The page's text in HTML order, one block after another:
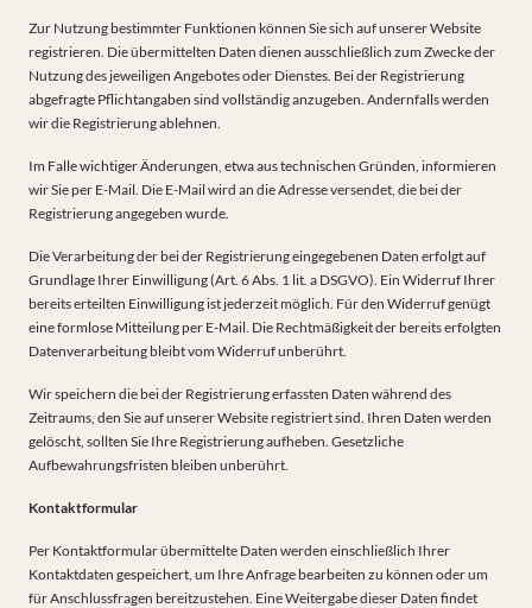
Zur Nutzung bestimmter Funktionen können Sie sich auf unserer Website
registrieren. Die übermittelten Daten dienen ausschließlich zum Zwecke der
Nutzung des jeweiligen Angebotes oder Dienstes. Bei der Registrierung
abgefragte Pflichtangaben sind vollständig anzugeben. Andernfalls werden
wir die Registrierung ablehnen.
Im Falle wichtiger Änderungen, etwa aus technischen Gründen, informieren
wir Sie per E-Mail. Die E-Mail wird an die Adresse versendet, die bei der
Registrierung angegeben wurde.
Die Verarbeitung der bei der Registrierung eingegebenen Daten erfolgt auf
Grundlage Ihrer Einwilligung (Art. 6 Abs. 1 lit. a DSGVO). Ein Widerruf Ihrer
bereits erteilten Einwilligung ist jederzeit möglich. Für den Widerruf genügt
eine formlose Mitteilung per E-Mail. Die Rechtmäßigkeit der bereits erfolgten
Datenverarbeitung bleibt vom Widerruf unberührt.
Wir speichern die bei der Registrierung erfassten Daten während des
Zeitraums, den Sie auf unserer Website registriert sind. Ihren Daten werden
gelöscht, sollten Sie Ihre Registrierung aufheben. Gesetzliche
Aufbewahrungsfristen bleiben unberührt.
Kontaktformular
Per Kontaktformular übermittelte Daten werden einschließlich Ihrer
Kontaktdaten gespeichert, um Ihre Anfrage bearbeiten zu können oder um
für Anschlussfragen bereitzustehen. Eine Weitergabe dieser Daten findet